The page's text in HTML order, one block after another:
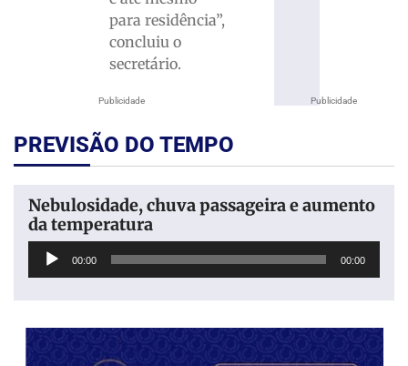
Publicidade
para residência”,
concluiu o
secretário.
Publicidade
PREVISÃO DO TEMPO
Nebulosidade, chuva passageira e aumento
da temperatura
Tocador
00:00 00:00